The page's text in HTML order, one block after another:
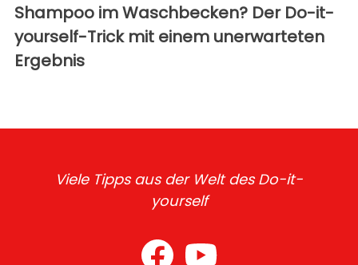
Shampoo im Waschbecken? Der Do-it-
yourself-Trick mit einem unerwarteten
Ergebnis
Viele Tipps aus der Welt des Do-it-
yourself